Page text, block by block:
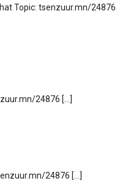
Topic: tsenzuur.mn/24876
24876 […]
24876 […]